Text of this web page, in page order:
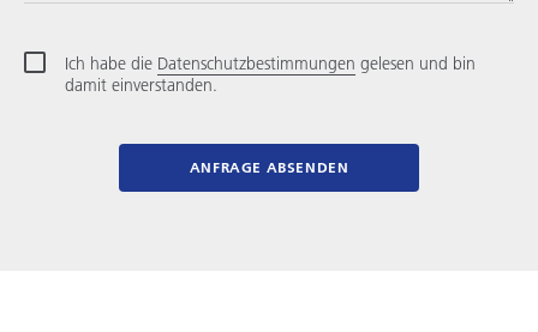
Ich habe die Datenschutzbestimmungen gelesen und bin
damit einverstanden.
ANFRAGE ABSENDEN